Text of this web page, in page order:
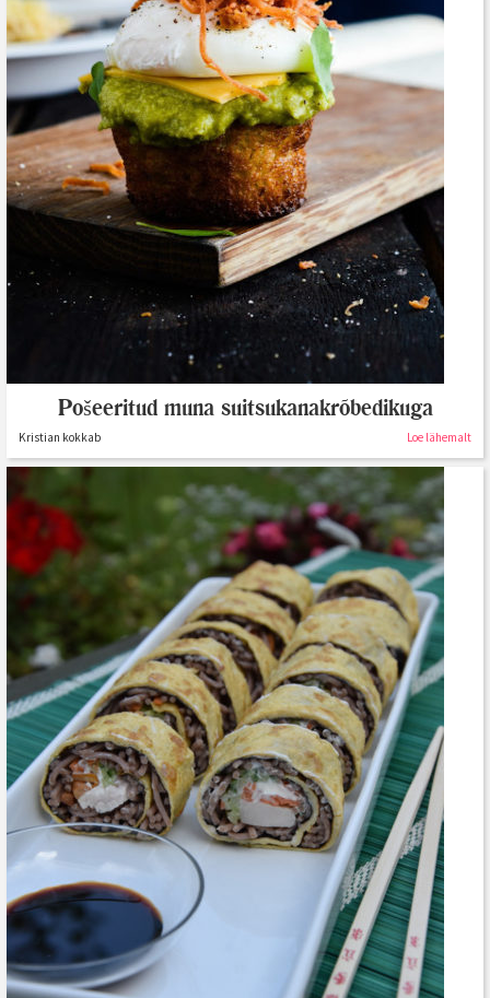
Pošeeritud muna suitsukanakrõbedikuga
Kristian kokkab Loe lähemalt